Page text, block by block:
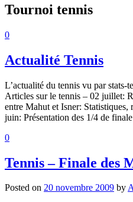
Tournoi tennis
0
Actualité Tennis
L’actualité du tennis vu par stats-
Articles sur le tennis – 02 juillet:
entre Mahut et Isner: Statistiques,
juin: Présentation des 1/4 de
0
Tennis – Finale des
Posted on 20 novembre 2009 by